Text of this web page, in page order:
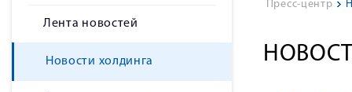
Лента новостей
Новости холдинга
Пресс-центр >